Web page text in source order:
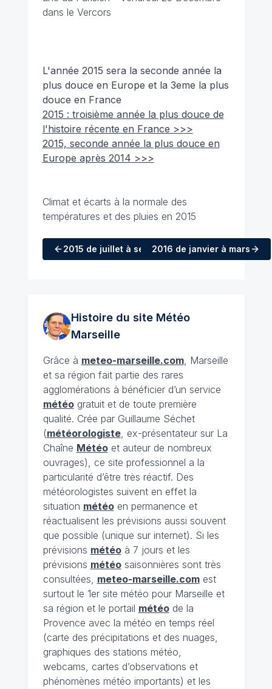
dans le Vercors
L'année 2015 sera la seconde année la
plus douce en Europe et la 3eme la plus
douce en France
2015 : troisième année la plus douce de
l'histoire récente en France >>>
2015, seconde année la plus douce en
Europe après 2014 >>>
Climat et écarts à la normale des
températures et des pluies en 2015
2015 de juillet à septembre
2016 de janvier à mars
Histoire du site Météo
Marseille
Grâce à meteo-marseille.com, Marseille
et sa région fait partie des rares
agglomérations à bénéficier d’un service
météogratuit et de toute première
qualité. Crée par Guillaume Séchet
(météorologiste, ex-présentateur sur La
Chaîne Météoet auteur de nombreux
ouvrages), ce site professionnel a la
particularité d’être très réactif. Des
météorologistes suivent en effet la
situation météoen permanence et
réactualisent les prévisions aussi souvent
que possible (unique sur internet). Si les
prévisions météoà 7 jours et les
prévisions météosaisonnières sont très
consultées, meteo-marseille.comest
surtout le 1er site météo pour Marseille et
sa région et le portail météode la
Provence avec la météo en temps réel
(carte des précipitations et des nuages,
graphiques des stations météo,
webcams, cartes d’observations et
phénomènes météo importants) et les